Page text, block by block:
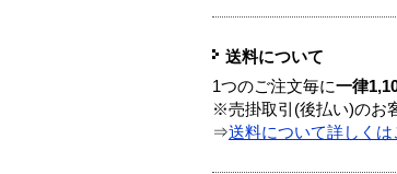
送料について
1つのご注文毎に一律
※売掛取引(後払い)のお
⇒送料について詳しくは